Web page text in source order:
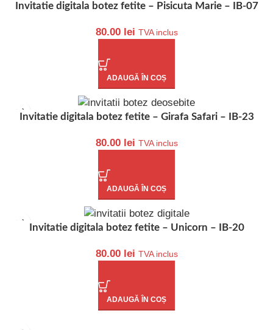
Invitatie digitala botez fetite – Pisicuta Marie – IB-07
80.00 lei TVA inclus
ADAUGĂ ÎN COȘ
Invitatie digitala botez fetite – Girafa Safari – IB-23
80.00 lei TVA inclus
ADAUGĂ ÎN COȘ
Invitatie digitala botez fetite – Unicorn – IB-20
80.00 lei TVA inclus
ADAUGĂ ÎN COȘ